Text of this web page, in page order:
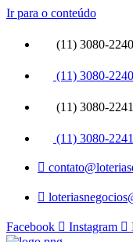
Ir para o conteúdo
(11) 3080-2240
(11) 3080-2240
(11) 3080-2241
(11) 3080-2241
Facebook Instagram